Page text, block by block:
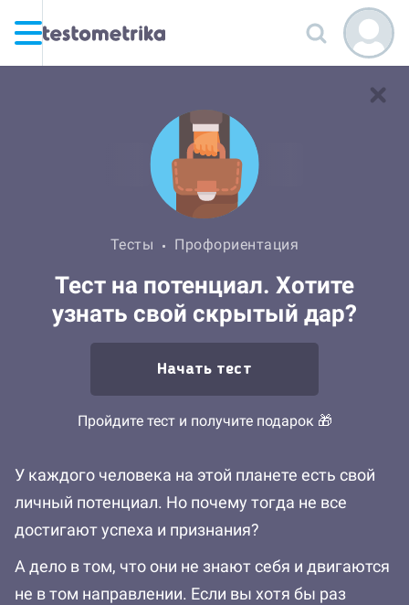
Тесты Профориентация
Тест на потенциал. Хотите
узнать свой скрытый дар?
Начать тест
Пройдите тест и получите подарок 🎁
У каждого человека на этой планете есть свой
личный потенциал. Но почему тогда не все
достигают успеха и признания?
А дело в том, что они не знают себя и двигаются
не в том направлении. Если вы хотя бы раз